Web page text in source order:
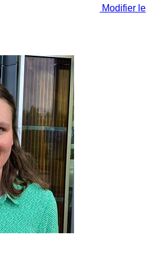
Modifier le